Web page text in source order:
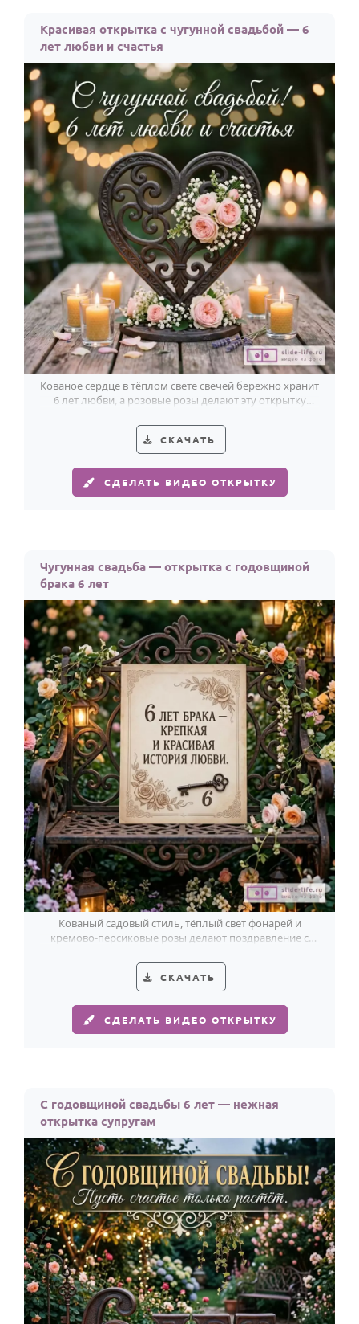
Красивая открытка с чугунной свадьбой — 6
лет любви и счастья
Кованое сердце в тёплом свете свечей бережно хранит
6 лет любви, а розовые розы делают эту открытку
СКАЧАТЬ
СДЕЛАТЬ ВИДЕО ОТКРЫТКУ
Чугунная свадьба — открытка с годовщиной
брака 6 лет
Кованый садовый стиль, тёплый свет фонарей и
кремово-персиковые розы делают поздравление с
СКАЧАТЬ
СДЕЛАТЬ ВИДЕО ОТКРЫТКУ
С годовщиной свадьбы 6 лет — нежная
открытка супругам